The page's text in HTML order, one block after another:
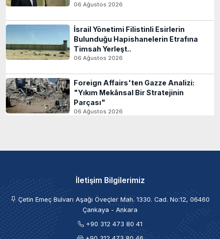
06 Ağustos 2026
İsrail Yönetimi Filistinli Esirlerin
Bulunduğu Hapishanelerin Etrafına
Timsah Yerleşt..
06 Ağustos 2026
Foreign Affairs'ten Gazze Analizi:
"Yıkım Mekânsal Bir Stratejinin
Parçası"
06 Ağustos 2026
İletişim Bilgilerimiz
Çetin Emeç Bulvarı Aşağı Öveçler Mah. 1330. Cad. No:12, 06460
Çankaya - Ankara
+90 312 473 80 41